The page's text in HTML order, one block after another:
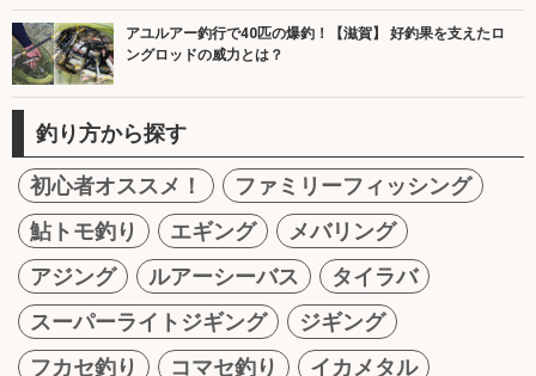
アユルアー釣行で40匹の爆釣！【滋賀】 好釣果を支えたロ
ングロッドの威力とは？
釣り方から探す
初心者オススメ！
ファミリーフィッシング
鮎トモ釣り
エギング
メバリング
アジング
ルアーシーバス
タイラバ
スーパーライトジギング
ジギング
フカセ釣り
コマセ釣り
イカメタル